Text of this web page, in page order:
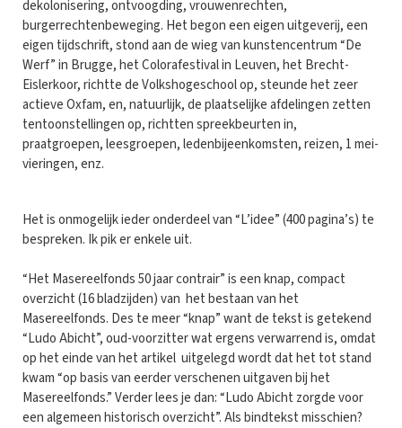
dekolonisering, ontvoogding, vrouwenrechten,
burgerrechtenbeweging. Het begon een eigen uitgeverij, een
eigen tijdschrift, stond aan de wieg van kunstencentrum “De
Werf” in Brugge, het Colorafestival in Leuven, het Brecht-
Eislerkoor, richtte de Volkshogeschool op, steunde het zeer
actieve Oxfam, en, natuurlijk, de plaatselijke afdelingen zetten
tentoonstellingen op, richtten spreekbeurten in,
praatgroepen, leesgroepen, ledenbijeenkomsten, reizen, 1 mei-
vieringen, enz.
Het is onmogelijk ieder onderdeel van “L’idee” (400 pagina’s) te
bespreken. Ik pik er enkele uit.
“Het Masereelfonds 50 jaar contrair” is een knap, compact
overzicht (16 bladzijden) van het bestaan van het
Masereelfonds. Des te meer “knap” want de tekst is getekend
“Ludo Abicht”, oud-voorzitter wat ergens verwarrend is, omdat
op het einde van het artikel uitgelegd wordt dat het tot stand
kwam “op basis van eerder verschenen uitgaven bij het
Masereelfonds.” Verder lees je dan: “Ludo Abicht zorgde voor
een algemeen historisch overzicht”. Als bindtekst misschien?